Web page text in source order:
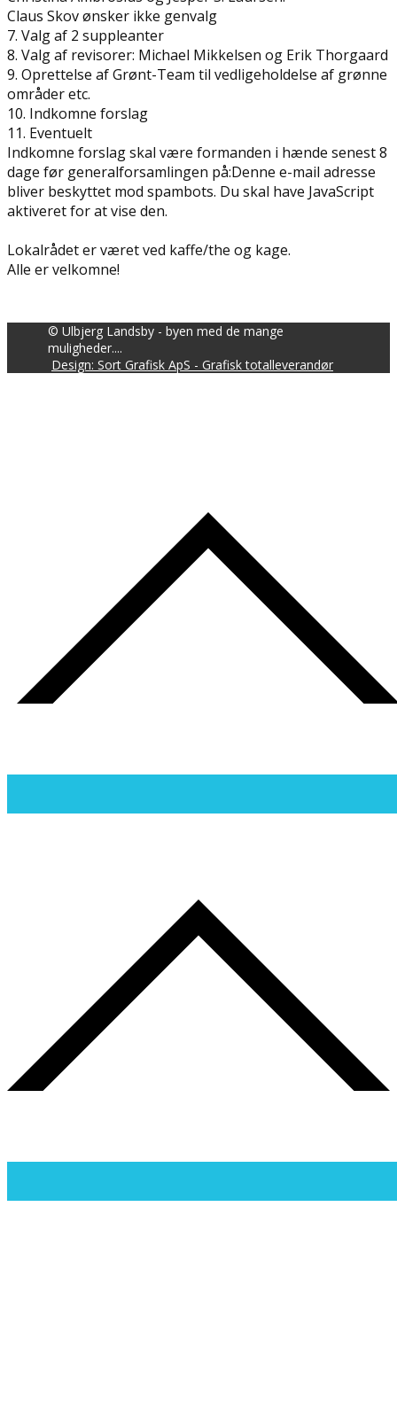
Claus Skov ønsker ikke genvalg
7. Valg af 2 suppleanter
8. Valg af revisorer: Michael Mikkelsen og Erik Thorgaard
9. Oprettelse af Grønt-Team til vedligeholdelse af grønne
områder etc.
10. Indkomne forslag
11. Eventuelt
Indkomne forslag skal være formanden i hænde senest 8
dage før generalforsamlingen på:Denne e-mail adresse
bliver beskyttet mod spambots. Du skal have JavaScript
aktiveret for at vise den.
Lokalrådet er været ved kaffe/the og kage.
Alle er velkomne!
© Ulbjerg Landsby - byen med de mange
muligheder....
Design: Sort Grafisk ApS - Grafisk totalleverandør